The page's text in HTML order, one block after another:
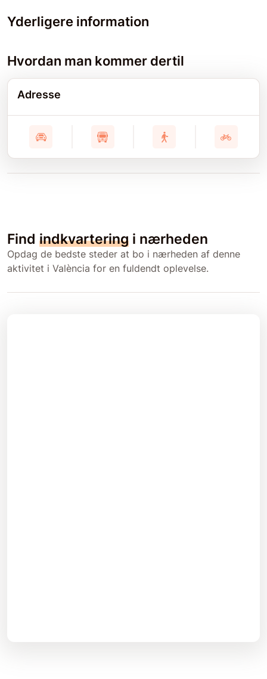
Yderligere information
Hvordan man kommer dertil
Adresse
Find indkvartering i nærheden
Opdag de bedste steder at bo i nærheden af denne
aktivitet i València for en fuldendt oplevelse.